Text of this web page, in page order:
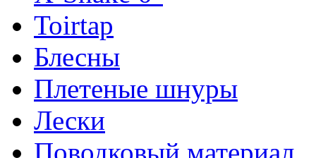
Toirtap
Блесны
Плетеные шнуры
Лески